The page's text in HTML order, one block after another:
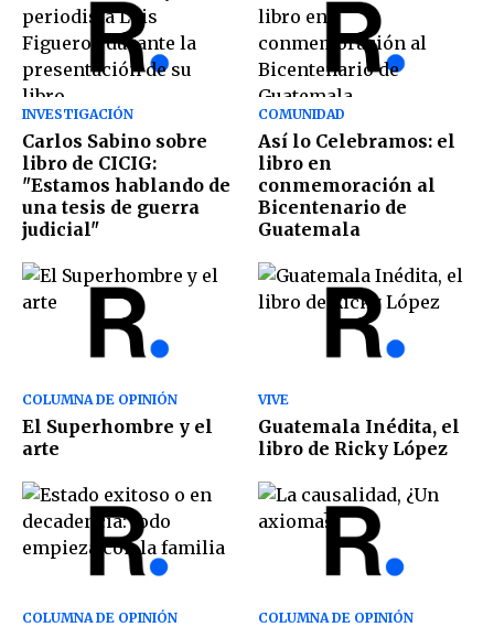
INVESTIGACIÓN
Carlos Sabino sobre
libro de CICIG:
"Estamos hablando de
una tesis de guerra
judicial"
COMUNIDAD
Así lo Celebramos: el
libro en
conmemoración al
Bicentenario de
Guatemala
COLUMNA DE OPINIÓN
El Superhombre y el
arte
VIVE
Guatemala Inédita, el
libro de Ricky López
COLUMNA DE OPINIÓN COLUMNA DE OPINIÓN